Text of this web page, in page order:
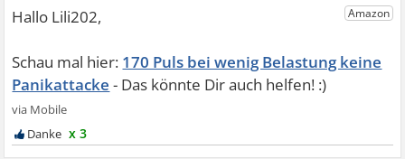
170 Puls bei wenig Belastung keine
Panikattacke
x 3